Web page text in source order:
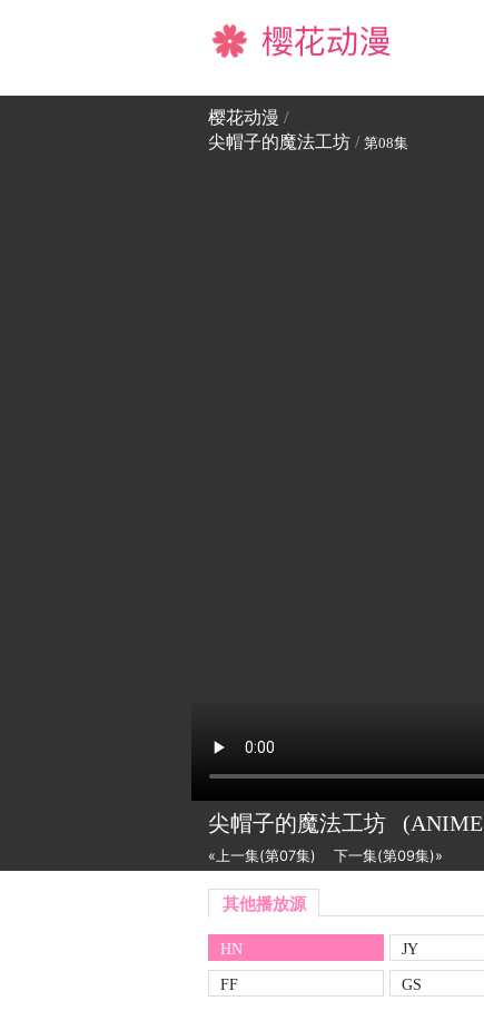
樱花动漫
樱花动漫 /
尖帽子的魔法工坊 / 第08集
尖帽子的魔法工坊 (ANIME
«上一集(第07集) 下一集(第09集)»
其他播放源
HN JY
FF
GS